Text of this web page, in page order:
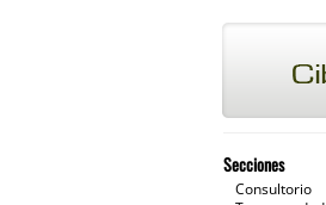
Secciones
Consultorio